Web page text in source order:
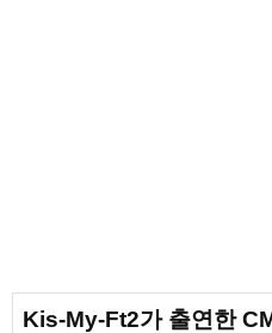
Kis-My-Ft2가 출연한